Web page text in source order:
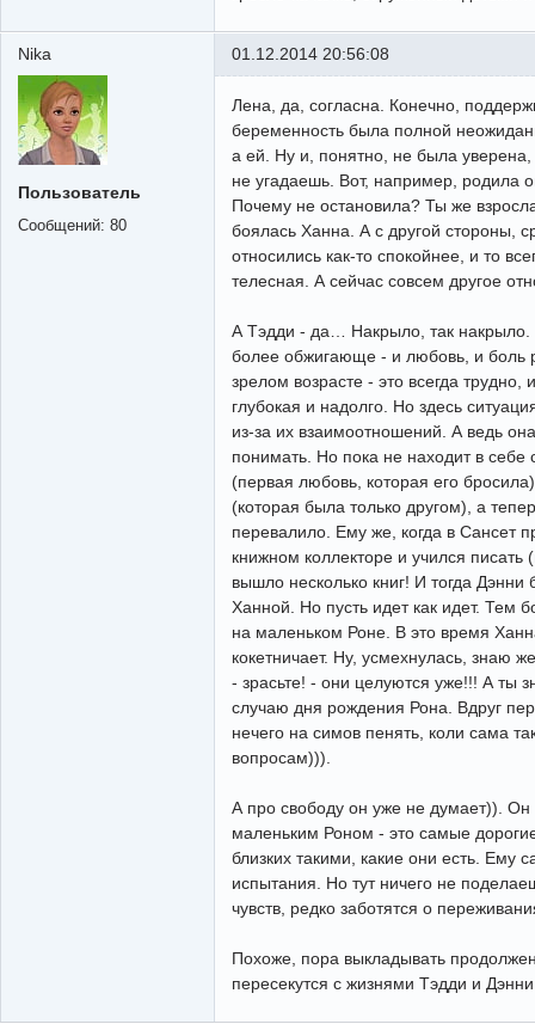
Nika
Пользователь
Сообщений: 80
01.12.2014 20:56:08
Лена, да, согласна. Конечно,
беременность была полной
а ей. Ну и, понятно, не была уверена,
не угадаешь. Вот, например, родила
Почему не остановила? Ты же
боялась Ханна. А с другой стороны,
относились как-то спокойнее, и то
телесная. А сейчас совсем другое
А Тэдди - да… Накрыло, так
более обжигающе - и любовь, и боль
зрелом возрасте - это всегда трудно,
глубокая и надолго. Но здесь
из-за их взаимоотношений. А ведь
понимать. Но пока не находит в себе
(первая любовь, которая его
(которая была только другом), а
перевалило. Ему же, когда в Сансет
книжном коллекторе и учился
вышло несколько книг! И тогда
Ханной. Но пусть идет как идет. Тем
на маленьком Роне. В это время
кокетничает. Ну, усмехнулась, знаю
- зрасьте! - они целуются уже!!! А ты
случаю дня рождения Рона. Вдруг
нечего на симов пенять, коли сама
вопросам))).
А про свободу он уже не думает)).
маленьким Роном - это самые
близких такими, какие они есть. Ему
испытания. Но тут ничего не
чувств, редко заботятся о
Похоже, пора выкладывать
пересекутся с жизнями Тэдди и